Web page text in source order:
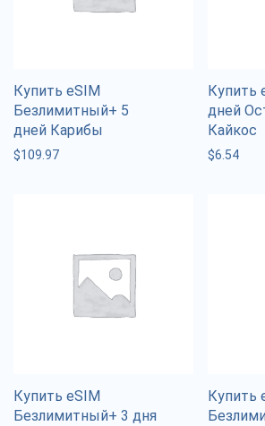
Купить eSIM
Безлимитный+ 5
дней Карибы
$109.97
Купить
дней
Кайкос
$6.54
Купить eSIM
Безлимитный+ 3 дня
Купить